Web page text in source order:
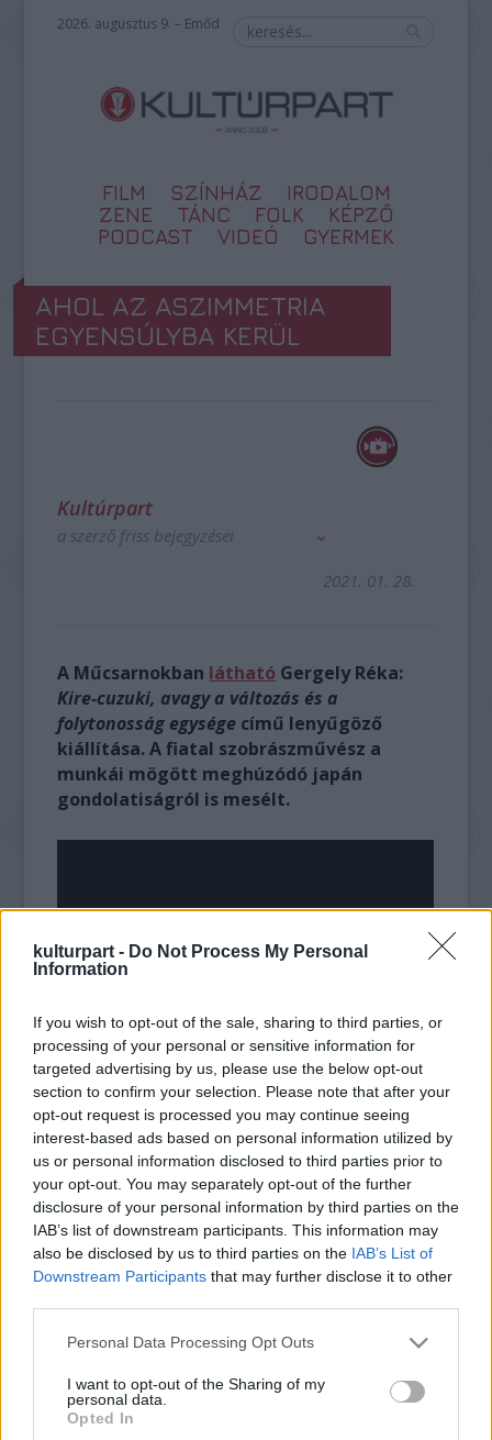
kulturpart - Do Not Process My Personal
Information
If you wish to opt-out of the sale, sharing to third parties, or
processing of your personal or sensitive information for
targeted advertising by us, please use the below opt-out
section to confirm your selection. Please note that after your
opt-out request is processed you may continue seeing
interest-based ads based on personal information utilized by
us or personal information disclosed to third parties prior to
your opt-out. You may separately opt-out of the further
disclosure of your personal information by third parties on the
IAB’s list of downstream participants. This information may
also be disclosed by us to third parties on the IAB’s List of
Downstream Participants that may further disclose it to other
Please note that this website/app uses one or more Google
not limited to your visit or usage behaviour. You may click to
grant or deny consent to Google and its third-party tags to
use your data for below specified purposes in below Google
Personal Data Processing Opt Outs
I want to opt-out of the Sharing of my
personal data.
Opted In
2026. augusztus 9. – Emőd
FILM SZÍNHÁZ
IRODALOM
ZENE
TÁNC FOLK
KÉPZŐ
PODCAST
VIDEÓ GYERMEK
AHOL AZ ASZIMMETRIA
EGYENSÚLYBA KERÜL
Kultúrpart
a szerző friss bejegyzései
2021. 01. 28.
A Műcsarnokban látható Gergely Réka:
Kire-cuzuki, avagy a változás és a
folytonosság egysége című lenyűgöző
kiállítása. A fiatal szobrászművész a
munkái mögött meghúzódó japán
gondolatiságról is mesélt.
Japán MMA Műcsarnok Képzőművészet
Kincskereső
Képző
Mozgópart